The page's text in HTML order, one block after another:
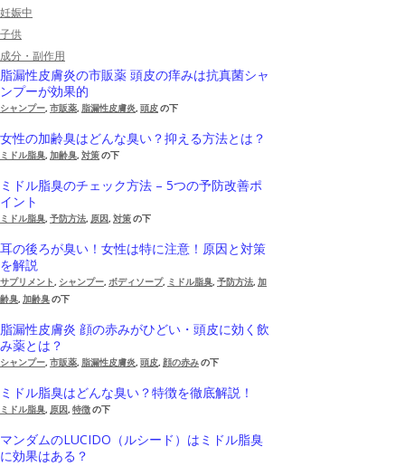
妊娠中
子供
成分・副作用
脂漏性皮膚炎の市販薬 頭皮の痒みは抗真菌シャ
ンプーが効果的
シャンプー, 市販薬, 脂漏性皮膚炎, 頭皮の下
女性の加齢臭はどんな臭い？抑える方法とは？
ミドル脂臭, 加齢臭, 対策の下
ミドル脂臭のチェック方法 – 5つの予防改善ポ
イント
ミドル脂臭, 予防方法, 原因, 対策の下
耳の後ろが臭い！女性は特に注意！原因と対策
を解説
サプリメント, シャンプー, ボディソープ, ミドル脂臭, 予防方法, 加
齢臭, 加齢臭の下
脂漏性皮膚炎 顔の赤みがひどい・頭皮に効く飲
み薬とは？
シャンプー, 市販薬, 脂漏性皮膚炎, 頭皮, 顔の赤みの下
ミドル脂臭はどんな臭い？特徴を徹底解説！
ミドル脂臭, 原因, 特徴の下
マンダムのLUCIDO（ルシード）はミドル脂臭
に効果はある？